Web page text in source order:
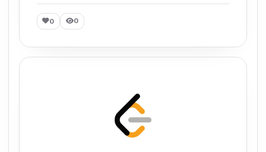
0 0